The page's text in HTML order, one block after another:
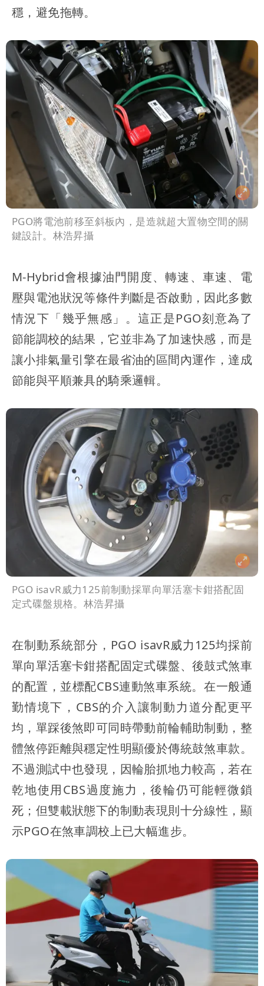
穩，避免拖轉。
PGO將電池前移至斜板內，是造就超大置物空間的關
鍵設計。林浩昇攝
M-Hybrid會根據油門開度、轉速、車速、電
壓與電池狀況等條件判斷是否啟動，因此多數
情況下「幾乎無感」。這正是PGO刻意為了
節能調校的結果，它並非為了加速快感，而是
讓小排氣量引擎在最省油的區間內運作，達成
節能與平順兼具的騎乘邏輯。
PGO isavR威力125前制動採單向單活塞卡鉗搭配固
定式碟盤規格。林浩昇攝
在制動系統部分，PGO isavR威力125均採前
單向單活塞卡鉗搭配固定式碟盤、後鼓式煞車
的配置，並標配CBS連動煞車系統。在一般通
勤情境下，CBS的介入讓制動力道分配更平
均，單踩後煞即可同時帶動前輪輔助制動，整
體煞停距離與穩定性明顯優於傳統鼓煞車款。
不過測試中也發現，因輪胎抓地力較高，若在
乾地使用CBS過度施力，後輪仍可能輕微鎖
死；但雙載狀態下的制動表現則十分線性，顯
示PGO在煞車調校上已大幅進步。